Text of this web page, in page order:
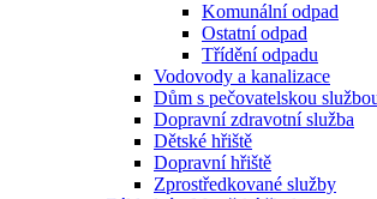
Komunální odpad
Ostatní odpad
Třídění odpadu
Vodovody a kanalizace
Dům s pečovatelskou
Dopravní zdravotní služba
Dětské hřiště
Dopravní hřiště
Zprostředkované služby